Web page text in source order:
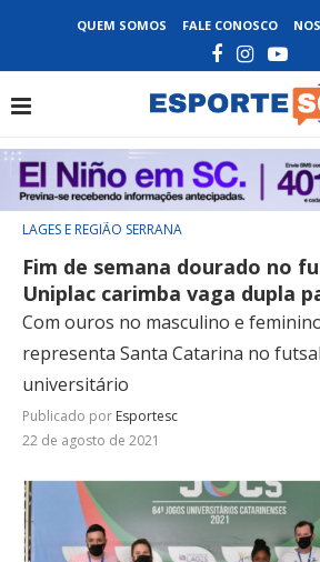
QUEM SOMOS FALE CONOSCO
LAGES E REGIÃO SERRANA
Fim de semana dourado no
Uniplac carimba vaga dupla
Com ouros no masculino e
representa Santa Catarina no
universitário
Publicado por Esportesc
22 de agosto de 2021